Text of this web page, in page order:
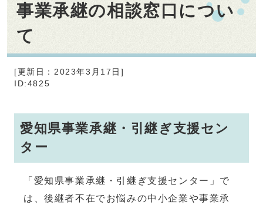
事業承継の相談窓口につい
て
[更新日：2023年3月17日]
ID:4825
愛知県事業承継・引継ぎ支援セン
ター
「愛知県事業承継・引継ぎ支援センター」で
は、後継者不在でお悩みの中小企業や事業承